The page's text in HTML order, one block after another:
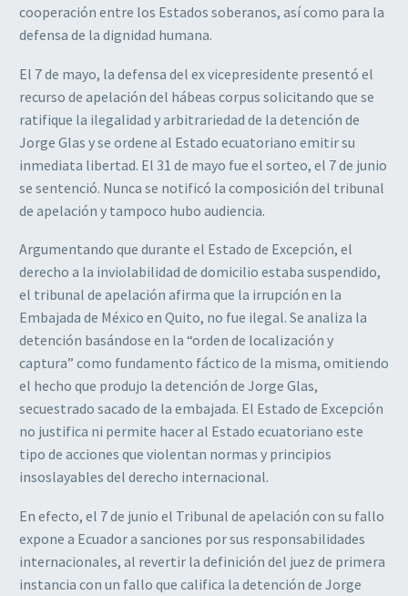
cooperación entre los Estados soberanos, así como para la
defensa de la dignidad humana.
El 7 de mayo, la defensa del ex vicepresidente presentó el
recurso de apelación del hábeas corpus solicitando que se
ratifique la ilegalidad y arbitrariedad de la detención de
Jorge Glas y se ordene al Estado ecuatoriano emitir su
inmediata libertad. El 31 de mayo fue el sorteo, el 7 de junio
se sentenció. Nunca se notificó la composición del tribunal
de apelación y tampoco hubo audiencia.
Argumentando que durante el Estado de Excepción, el
derecho a la inviolabilidad de domicilio estaba suspendido,
el tribunal de apelación afirma que la irrupción en la
Embajada de México en Quito, no fue ilegal. Se analiza la
detención basándose en la “orden de localización y
captura” como fundamento fáctico de la misma, omitiendo
el hecho que produjo la detención de Jorge Glas,
secuestrado sacado de la embajada. El Estado de Excepción
no justifica ni permite hacer al Estado ecuatoriano este
tipo de acciones que violentan normas y principios
insoslayables del derecho internacional.
En efecto, el 7 de junio el Tribunal de apelación con su fallo
expone a Ecuador a sanciones por sus responsabilidades
internacionales, al revertir la definición del juez de primera
instancia con un fallo que califica la detención de Jorge